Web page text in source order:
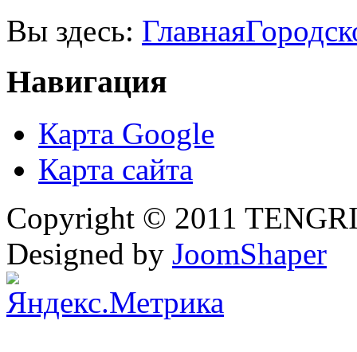
Вы здесь: Главная
Навигация
Карта Google
Карта сайта
Copyright © 2011
Designed by JoomShaper